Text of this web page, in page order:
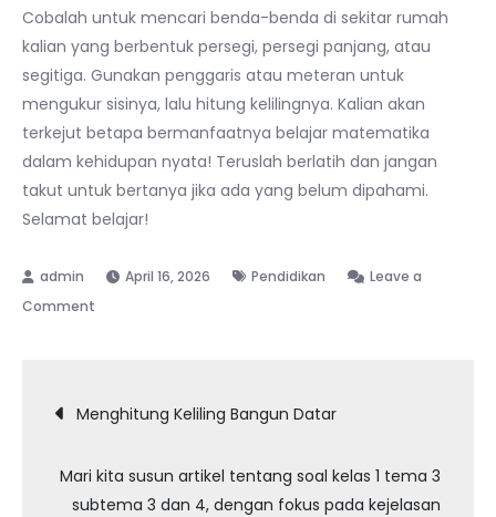
Cobalah untuk mencari benda-benda di sekitar rumah
kalian yang berbentuk persegi, persegi panjang, atau
segitiga. Gunakan penggaris atau meteran untuk
mengukur sisinya, lalu hitung kelilingnya. Kalian akan
terkejut betapa bermanfaatnya belajar matematika
dalam kehidupan nyata! Teruslah berlatih dan jangan
takut untuk bertanya jika ada yang belum dipahami.
Selamat belajar!
April 16, 2026 Pendidikan
Leave a
Comment
materi
bangun
datar
Navigasi
pos
Menghitung Keliling Bangun Datar
Mari kita susun artikel tentang soal kelas 1 tema 3
subtema 3 dan 4, dengan fokus pada kejelasan